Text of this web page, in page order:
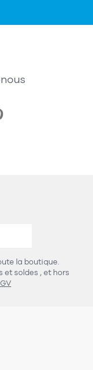
la boutique.
et soldes , et hors